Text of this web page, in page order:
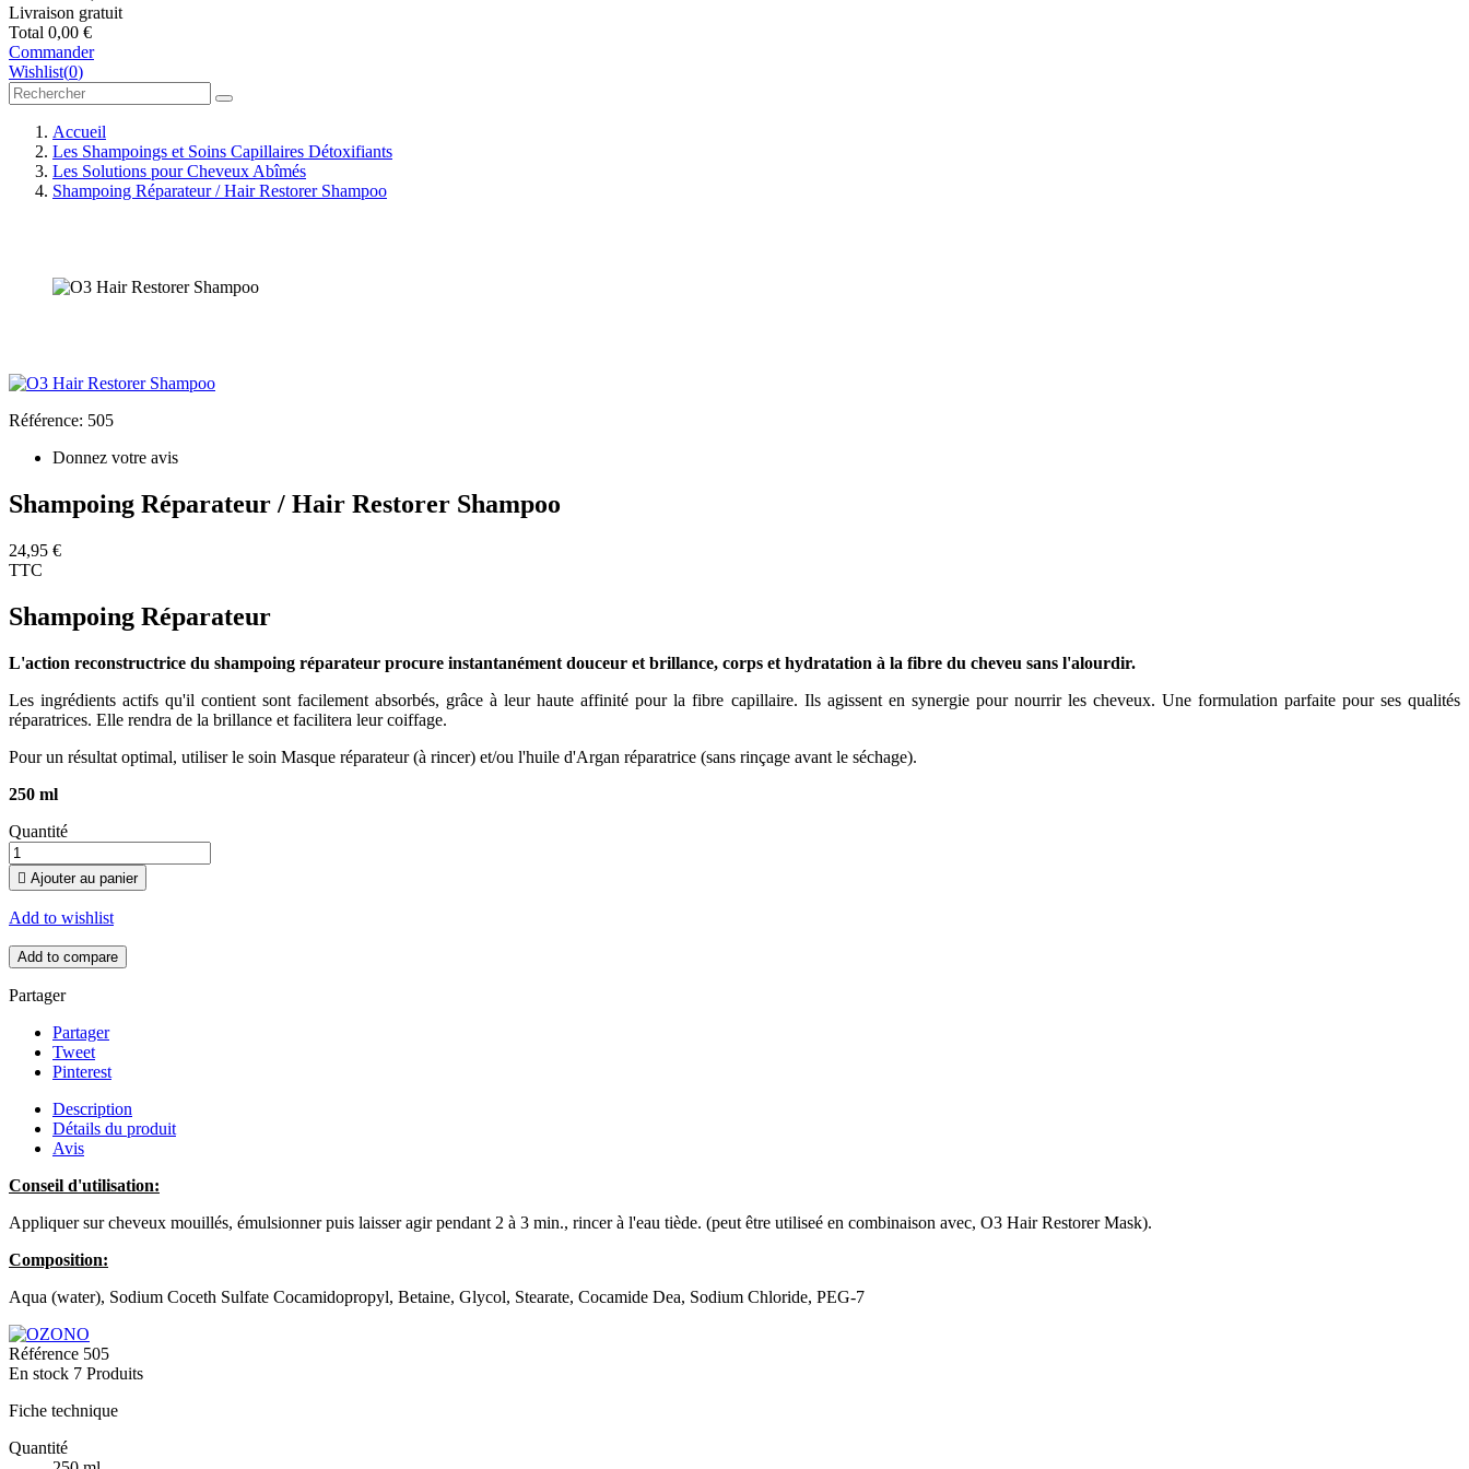
Livraison gratuit
Total 0,00 €
Commander
Wishlist(0)
Accueil
Les Shampoings et Soins Capillaires Détoxifiants
Les Solutions pour Cheveux Abîmés
Shampoing Réparateur / Hair Restorer Shampoo
Référence: 505
Donnez votre avis
Shampoing Réparateur / Hair Restorer Shampoo
24,95 €
TTC
Shampoing Réparateur
L'action reconstructrice du shampoing réparateur procure instantanément douceur et brillance, corps et hydratation à la fibre du cheveu sans l'alourdir.
Les ingrédients actifs qu'il contient sont facilement absorbés, grâce à leur haute affinité pour la fibre capillaire. Ils agissent en synergie pour nourrir les cheveux. Une formulation parfaite pour ses qualités
réparatrices. Elle rendra de la brillance et facilitera leur coiffage.
Pour un résultat optimal, utiliser le soin Masque réparateur (à rincer) et/ou l'huile d'Argan réparatrice (sans rinçage avant le séchage).
250 ml
Quantité
 Ajouter au panier
Add to wishlist
Add to compare
Partager
Partager
Tweet
Pinterest
Description
Détails du produit
Avis
Conseil d'utilisation:
Appliquer sur cheveux mouillés, émulsionner puis laisser agir pendant 2 à 3 min., rincer à l'eau tiède. (peut être utiliseé en combinaison avec, O3 Hair Restorer Mask).
Composition:
Aqua (water), Sodium Coceth Sulfate Cocamidopropyl, Betaine, Glycol, Stearate, Cocamide Dea, Sodium Chloride, PEG-7
Référence 505
En stock 7 Produits
Fiche technique
Quantité